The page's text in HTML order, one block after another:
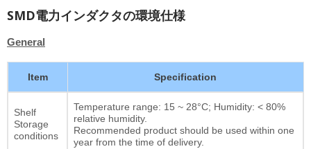
SMD電力インダクタの環境仕様
General
Item Specification
Shelf
Storage
conditions
Temperature range: 15 ~ 28°C; Humidity: < 80%
relative humidity.
Recommended product should be used within one
year from the time of delivery.